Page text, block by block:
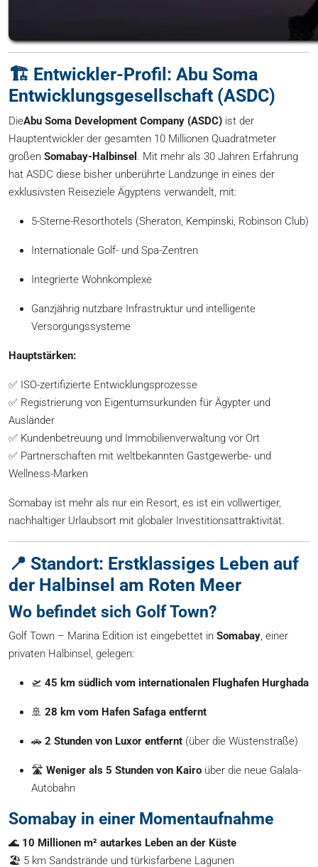
🏗️ Entwickler-Profil: Abu Soma
Entwicklungsgesellschaft (ASDC)
DieAbu Soma Development Company (ASDC) ist der
Hauptentwickler der gesamten 10 Millionen Quadratmeter
großen Somabay-Halbinsel
. Mit mehr als 30 Jahren Erfahrung
hat ASDC diese bisher unberührte Landzunge in eines der
exklusivsten Reiseziele Ägyptens verwandelt, mit:
5-Sterne-Resorthotels (Sheraton, Kempinski, Robinson Club)
Internationale Golf- und Spa-Zentren
Integrierte Wohnkomplexe
Ganzjährig nutzbare Infrastruktur und intelligente
Versorgungssysteme
Hauptstärken:
✅ ISO-zertifizierte Entwicklungsprozesse
✅ Registrierung von Eigentumsurkunden für Ägypter und
Ausländer
✅ Kundenbetreuung und Immobilienverwaltung vor Ort
✅ Partnerschaften mit weltbekannten Gastgewerbe- und
Wellness-Marken
Somabay ist mehr als nur ein Resort, es ist ein vollwertiger,
nachhaltiger Urlaubsort mit globaler Investitionsattraktivität.
📍 Standort: Erstklassiges Leben auf
der Halbinsel am Roten Meer
Wo befindet sich Golf Town?
Golf Town – Marina Edition ist eingebettet in Somabay , einer
privaten Halbinsel, gelegen:
🛫 45 km südlich vom internationalen Flughafen Hurghada
🚢 28 km vom Hafen Safaga entfernt
🚗 2 Stunden von Luxor entfernt (über die Wüstenstraße)
🛣️ Weniger als 5 Stunden von Kairo über die neue Galala-
Autobahn
Somabay in einer Momentaufnahme
🌊 10 Millionen m² autarkes Leben an der Küste
🏖️ 5 km Sandstrände und türkisfarbene Lagunen